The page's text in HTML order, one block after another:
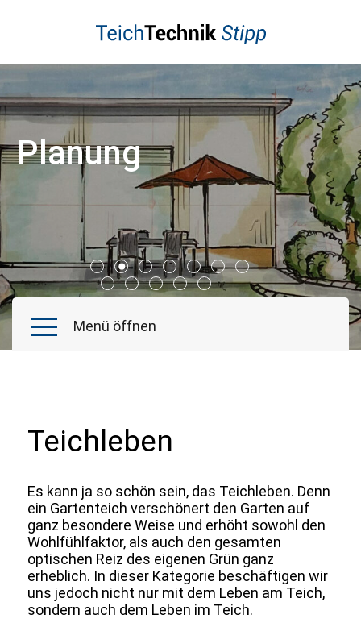
Planung
Schwimmteich
Naturpool
Poolbau
Gartenteiche
Wasserspiele
Referenzen
Aktuelles
Teichleben
Es kann ja so schön sein, das Teichleben. Denn
ein Gartenteich verschönert den Garten auf
ganz besondere Weise und erhöht sowohl den
Wohlfühlfaktor, als auch den gesamten
optischen Reiz des eigenen Grün ganz
erheblich. In dieser Kategorie beschäftigen wir
uns jedoch nicht nur mit dem Leben am Teich,
sondern auch dem Leben im Teich.